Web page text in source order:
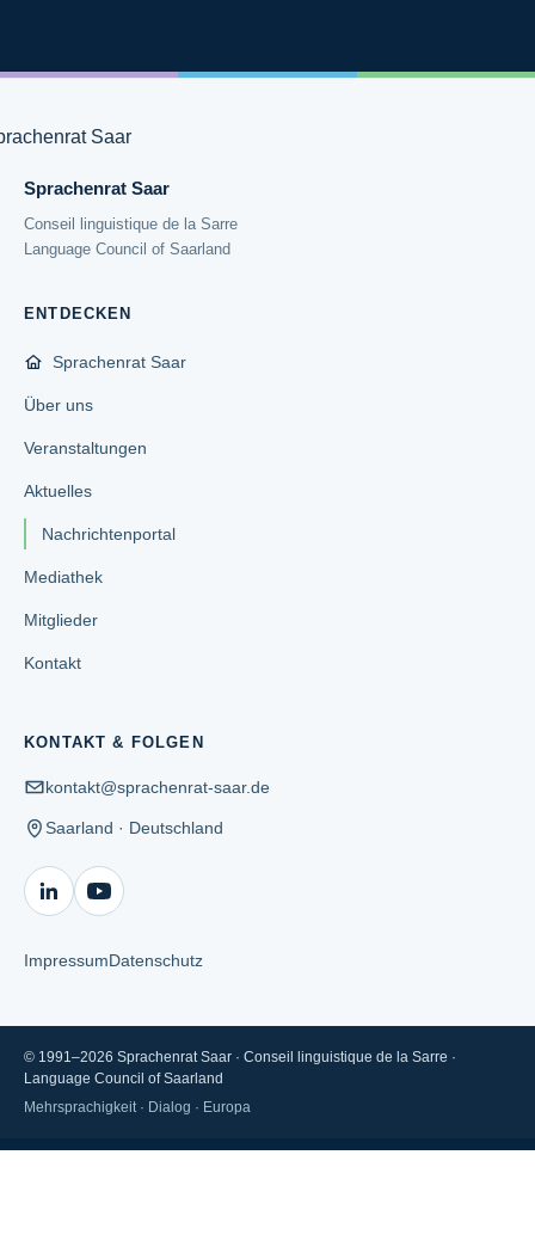
Sprachenrat Saar
Conseil linguistique de la Sarre
Language Council of Saarland
ENTDECKEN
Sprachenrat Saar
Über uns
Veranstaltungen
Aktuelles
Nachrichtenportal
Mediathek
Mitglieder
Kontakt
KONTAKT & FOLGEN
kontakt@sprachenrat-saar.de
Saarland · Deutschland
ImpressumDatenschutz
© 1991–2026 Sprachenrat Saar · Conseil linguistique de la Sarre ·
Language Council of Saarland
Mehrsprachigkeit · Dialog · Europa